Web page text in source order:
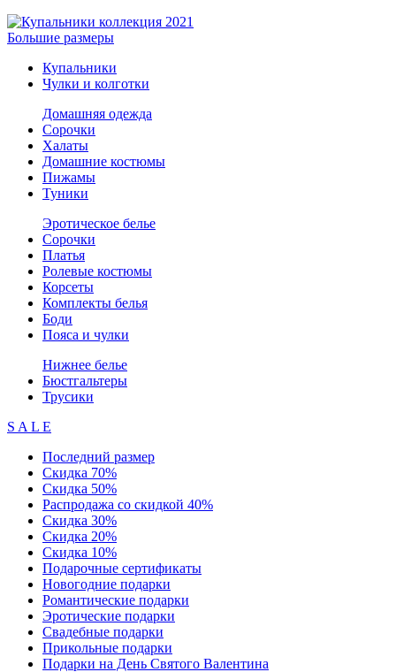
Большие размеры
Купальники
Чулки и колготки
Домашняя одежда
Сорочки
Халаты
Домашние костюмы
Пижамы
Туники
Эротическое белье
Сорочки
Платья
Ролевые костюмы
Корсеты
Комплекты белья
Боди
Пояса и чулки
Нижнее белье
Бюстгальтеры
Трусики
S A L E
Последний размер
Скидка 70%
Скидка 50%
Распродажа со скидкой 40%
Скидка 30%
Скидка 20%
Скидка 10%
Подарочные сертификаты
Новогодние подарки
Романтические подарки
Эротические подарки
Свадебные подарки
Прикольные подарки
Подарки на День Святого Валентина